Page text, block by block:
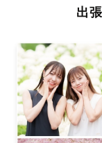
リジナルの研修と
ィを身につけたプ
験をお届けします。
丁寧なレタッチ
撮影後は、独自の
整。自然な雰囲気
に。きっと「こん
出